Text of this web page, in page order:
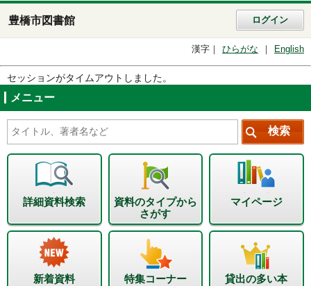
豊橋市図書館 ログイン
漢字 ひらがな English
セッションがタイムアウトしました。
メニュー
詳細資料検索
資料のタイプから
さがす
マイページ
新着資料 特集コーナー 貸出の多い本